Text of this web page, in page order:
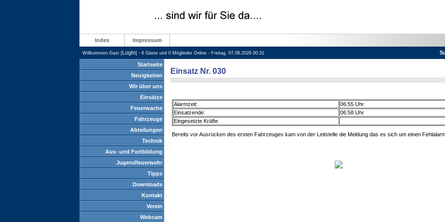
Index Impressum
Willkommen Gast [LogIn] - 6 Gäste und 0 Mitglieder Online - Freitag, 07.08.2026 00:31
Startseite
Neuigkeiten
Wir über uns
Einsätze
Feuerwache
Fahrzeuge
Abteilungen
Technik
Aus- und Fortbildung
Jugendfeuerwehr
Tipps
Downloads
Kontakt
Verein
Webcam
Einsatz Nr. 030
Alarmzeit:
06:55 Uhr
Einsatzende:
06:58 Uhr
Eingesetzte Kräfte
Bereits vor Ausrücken des ersten Fahrzeuges kam von der Leitstelle die Meldung das es sich um einen